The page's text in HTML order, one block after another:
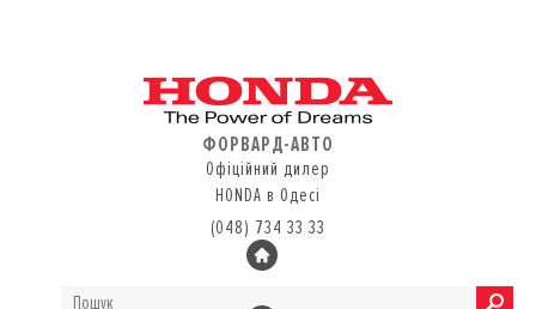
ФОРВАРД-АВТО
Офіційний дилер
HONDA в Одесі
(048) 734 33 33